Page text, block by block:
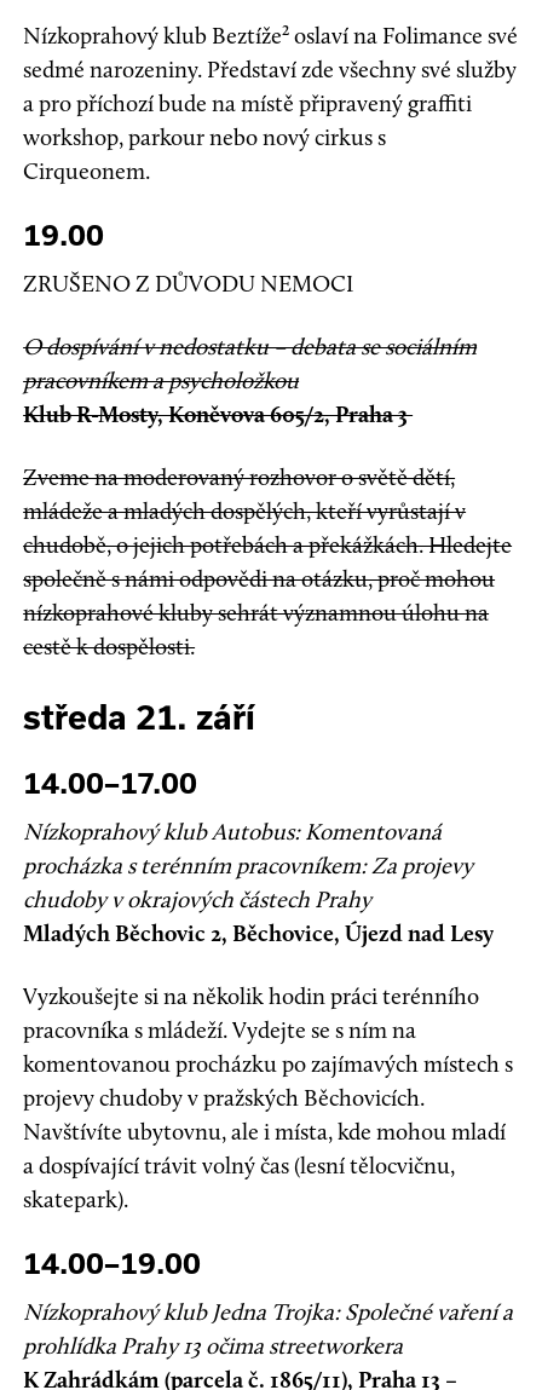
Nízkoprahový klub Beztíže² oslaví na Folimance své
sedmé narozeniny. Představí zde všechny své služby
a pro příchozí bude na místě připravený graffiti
workshop, parkour nebo nový cirkus s
Cirqueonem.
19.00
ZRUŠENO Z DŮVODU NEMOCI
O dospívání v nedostatku – debata se sociálním
pracovníkem a psycholožkou
Klub R-Mosty, Koněvova 605/2, Praha 3
Zveme na moderovaný rozhovor o světě dětí,
mládeže a mladých dospělých, kteří vyrůstají v
chudobě, o jejich potřebách a překážkách. Hledejte
společně s námi odpovědi na otázku, proč mohou
nízkoprahové kluby sehrát významnou úlohu na
cestě k dospělosti.
středa 21. září
14.00–17.00
Nízkoprahový klub Autobus: Komentovaná
procházka s terénním pracovníkem: Za projevy
chudoby v okrajových částech Prahy
Mladých Běchovic 2, Běchovice, Újezd nad Lesy
Vyzkoušejte si na několik hodin práci terénního
pracovníka s mládeží. Vydejte se s ním na
komentovanou procházku po zajímavých místech s
projevy chudoby v pražských Běchovicích.
Navštívíte ubytovnu, ale i místa, kde mohou mladí
a dospívající trávit volný čas (lesní tělocvičnu,
skatepark).
14.00–19.00
Nízkoprahový klub Jedna Trojka: Společné vaření a
prohlídka Prahy 13 očima streetworkera
K Zahrádkám (parcela č. 1865/11), Praha 13 –